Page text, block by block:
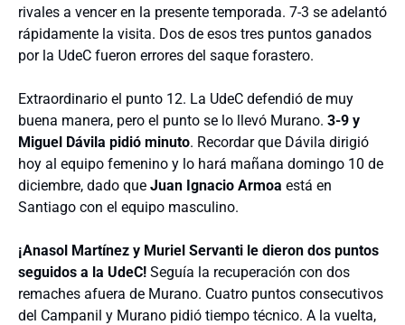
rivales a vencer en la presente temporada. 7-3 se adelantó
rápidamente la visita. Dos de esos tres puntos ganados
por la UdeC fueron errores del saque forastero.
Extraordinario el punto 12. La UdeC defendió de muy
buena manera, pero el punto se lo llevó Murano. 3-9 y
Miguel Dávila pidió minuto. Recordar que Dávila dirigió
hoy al equipo femenino y lo hará mañana domingo 10 de
diciembre, dado que Juan Ignacio Armoa está en
Santiago con el equipo masculino.
¡Anasol Martínez y Muriel Servanti le dieron dos puntos
seguidos a la UdeC! Seguía la recuperación con dos
remaches afuera de Murano. Cuatro puntos consecutivos
del Campanil y Murano pidió tiempo técnico. A la vuelta,